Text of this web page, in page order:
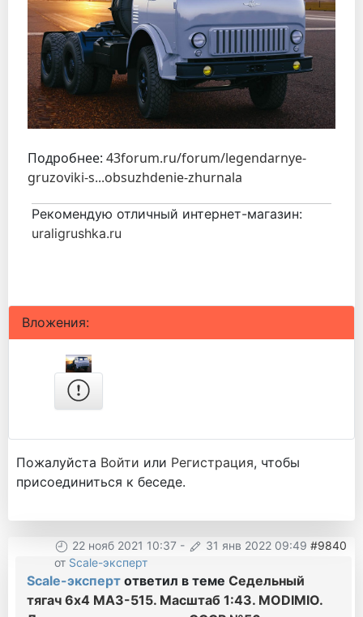
Подробнее: 43forum.ru/forum/legendarnye-
gruzoviki-s...obsuzhdenie-zhurnala
Рекомендую отличный интернет-магазин:
uraligrushka.ru
Вложения:
Пожалуйста Войти или Регистрация, чтобы
присоединиться к беседе.
22 нояб 2021 10:37 - 31 янв 2022 09:49 #9840
от Scale-эксперт
Scale-эксперт ответил в теме Седельный
тягач 6х4 МАЗ-515. Масштаб 1:43. MODIMIO.